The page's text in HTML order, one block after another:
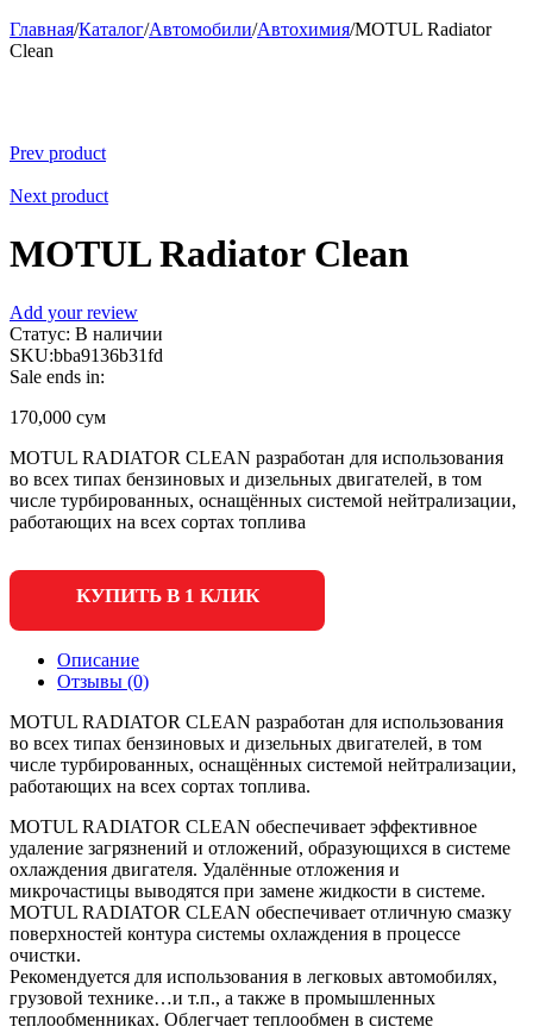
Главная/Каталог/Автомобили/Автохимия/MOTUL Radiator
Clean
Prev product
Next product
MOTUL Radiator Clean
Add your review
Статус: В наличии
SKU:bba9136b31fd
Sale ends in:
170,000 сум
MOTUL RADIATOR CLEAN разработан для использования
во всех типах бензиновых и дизельных двигателей, в том
числе турбированных, оснащённых системой нейтрализации,
работающих на всех сортах топлива
КУПИТЬ В 1 КЛИК
Описание
Отзывы (0)
MOTUL RADIATOR CLEAN разработан для использования
во всех типах бензиновых и дизельных двигателей, в том
числе турбированных, оснащённых системой нейтрализации,
работающих на всех сортах топлива.
MOTUL RADIATOR CLEAN обеспечивает эффективное
удаление загрязнений и отложений, образующихся в системе
охлаждения двигателя. Удалённые отложения и
микрочастицы выводятся при замене жидкости в системе.
MOTUL RADIATOR CLEAN обеспечивает отличную смазку
поверхностей контура системы охлаждения в процессе
очистки.
Рекомендуется для использования в легковых автомобилях,
грузовой технике…и т.п., а также в промышленных
теплообменниках. Облегчает теплообмен в системе